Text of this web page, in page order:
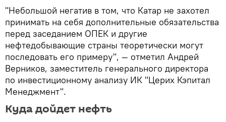
"Небольшой негатив в том, что Катар не захотел
принимать на себя дополнительные обязательства
перед заседанием ОПЕК и другие
нефтедобывающие страны теоретически могут
последовать его примеру", — отметил Андрей
Верников, заместитель генерального директора
по инвестиционному анализу ИК "Церих Кэпитал
Менеджмент".
Куда дойдет нефть